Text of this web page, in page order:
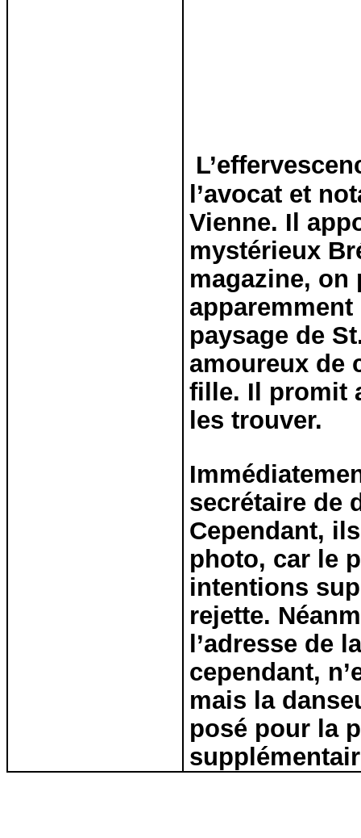
l’avocat et
Vienne. Il
mystérieux
magazine,
paysage de
amoureux de
fille. Il promit
les trouver.
secrétaire de
Cependant,
photo, car le
intentions
rejette.
l’adresse de
cependant,
mais la
posé pour la